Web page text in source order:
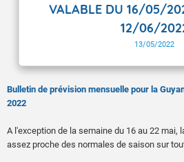
VALABLE DU 16/05/
12/06/
13/05/2022
Bulletin de prévision mensuelle pour la
2022
A l'exception de la semaine du 16 au 22 mai,
assez proche des normales de saison sur